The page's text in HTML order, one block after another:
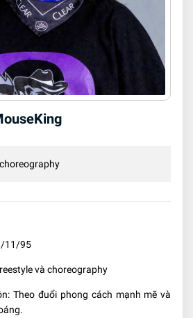
11/95
và choreography
Theo đuổi phong cách mạnh mẽ và